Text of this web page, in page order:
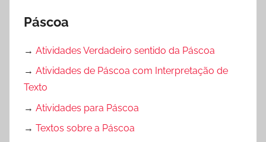
Páscoa
→ Atividades Verdadeiro sentido da Páscoa
→ Atividades de Páscoa com Interpretação de
Texto
→ Atividades para Páscoa
→ Textos sobre a Páscoa